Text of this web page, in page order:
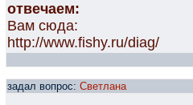
отвечаем:
Вам сюда:
http://www.fishy.ru/diag/
задал вопрос: Светлана